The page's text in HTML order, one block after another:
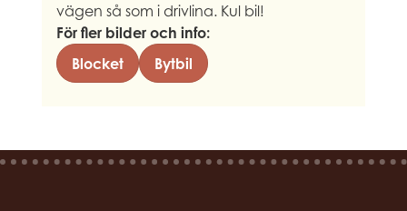
vägen så som i drivlina. Kul bil!
För fler bilder och info:
Blocket
Bytbil